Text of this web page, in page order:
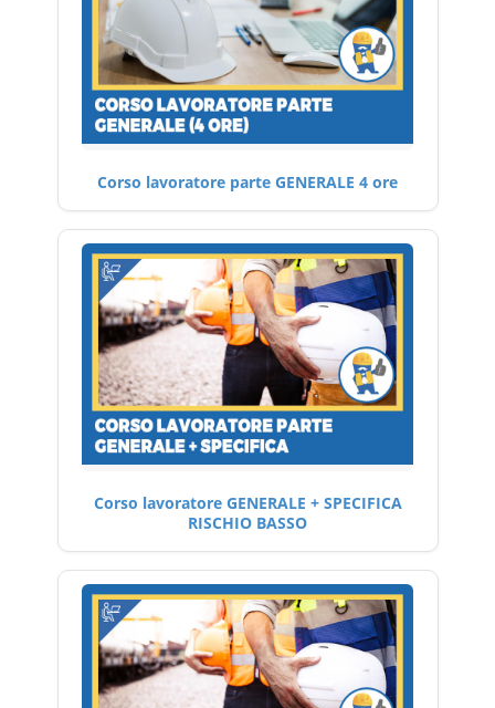
Corso lavoratore parte GENERALE 4 ore
Corso lavoratore GENERALE + SPECIFICA
RISCHIO BASSO